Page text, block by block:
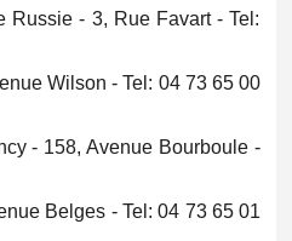
Russie - 3, Rue Favart - Tel:
Wilson - Tel: 04 73 65 00
- 158, Avenue Bourboule -
Belges - Tel: 04 73 65 01